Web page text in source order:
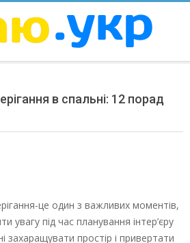
в спальні: 12 порад
це один з важливих моментів,
увагу під час планування інтер’єру
захаращувати простір і привертати